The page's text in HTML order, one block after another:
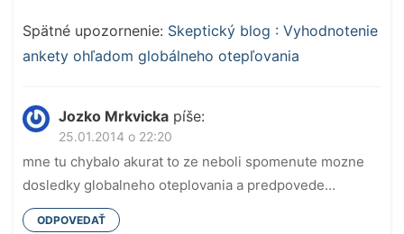
Spätné upozornenie: Skeptický blog : Vyhodnotenie
ankety ohľadom globálneho otepľovania
Jozko Mrkvicka píše:
25.01.2014 o 22:20
mne tu chybalo akurat to ze neboli spomenute mozne
dosledky globalneho oteplovania a predpovede…
ODPOVEDAŤ